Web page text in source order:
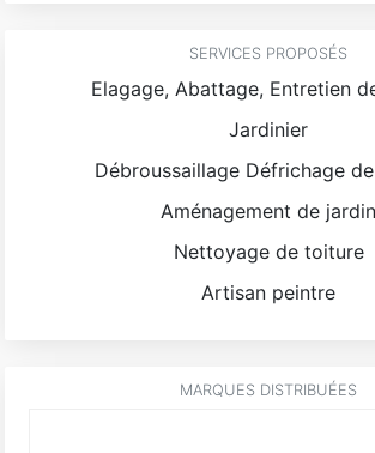
SERVICES PROPOSÉS
Elagage, Abattage, Entretien
Jardinier
Débroussaillage Défrichage
Aménagement de jardin
Nettoyage de toiture
Artisan peintre
MARQUES DISTRIBUÉES